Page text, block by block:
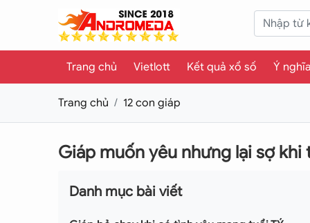
Trang chủ Vietlott Kết quả xổ số Ý
Trang chủ 12 con giáp
Giáp muốn yêu nhưng lại sợ khi
Danh mục bài viết